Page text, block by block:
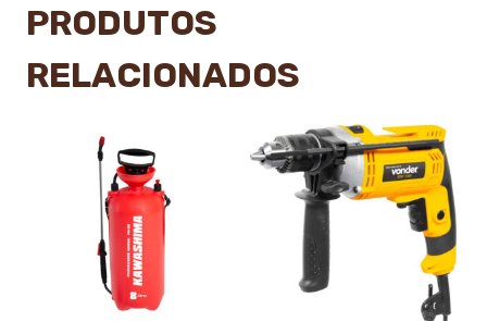
PRODUTOS
RELACIONADOS